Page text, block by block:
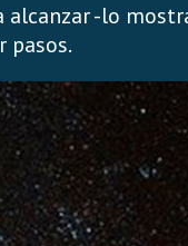
alcanzar -lo
pasos.